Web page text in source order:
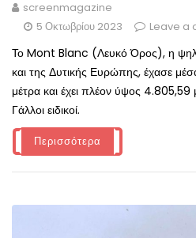
screenmagazine
5 Οκτωβρίου 2023
Leave a
Το Mont Blanc (Λευκό Όρος), η
και της Δυτικής Ευρώπης, έχασε
μέτρα και έχει πλέον ύψος
Γάλλοι ειδικοί.
Περισσότερα